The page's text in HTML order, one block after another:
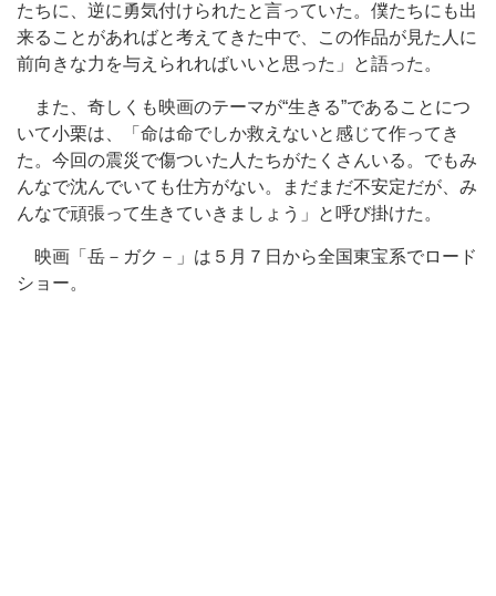
たちに、逆に勇気付けられたと言っていた。僕たちにも出
来ることがあればと考えてきた中で、この作品が見た人に
前向きな力を与えられればいいと思った」と語った。
また、奇しくも映画のテーマが“生きる”であることにつ
いて小栗は、「命は命でしか救えないと感じて作ってき
た。今回の震災で傷ついた人たちがたくさんいる。でもみ
んなで沈んでいても仕方がない。まだまだ不安定だが、み
んなで頑張って生きていきましょう」と呼び掛けた。
映画「岳－ガク－」は５月７日から全国東宝系でロード
ショー。